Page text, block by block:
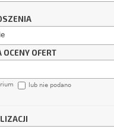
OCENY OFERT
lub nie podano